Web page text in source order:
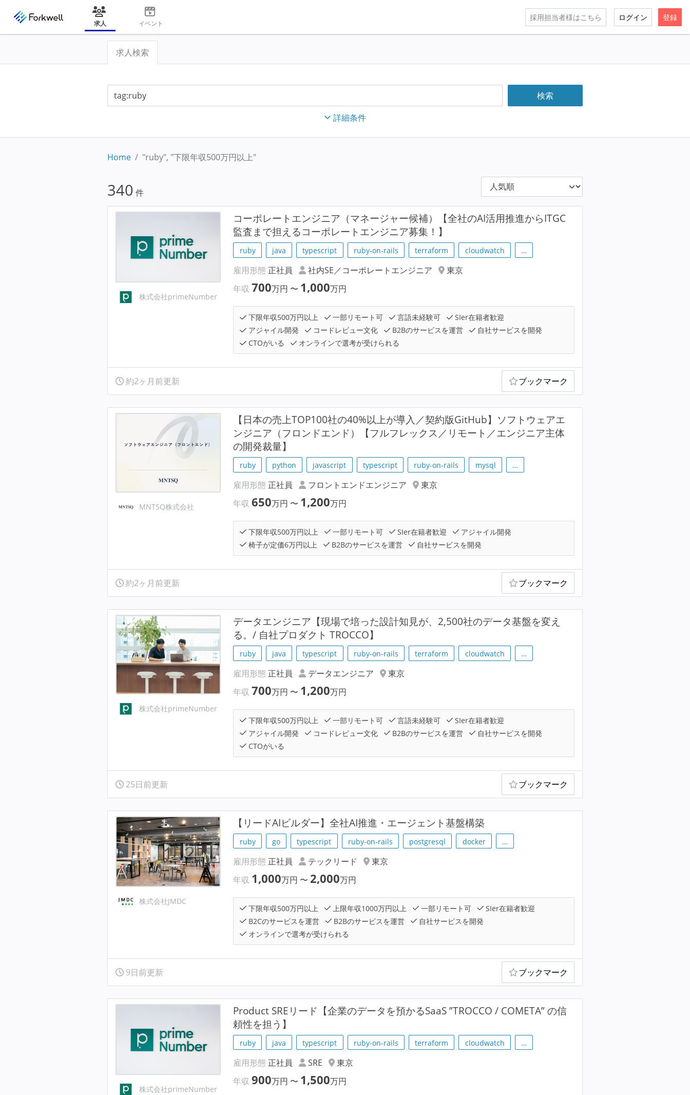
求人 イベント
採用担当者様はこちら ログイン 登録
求人検索
詳細条件
Home "ruby", "下限年収500万円以上"
340 件
株式会社primeNumber
コーポレートエンジニア（マネージャー候補）【全社のAI活用推進からITGC
監査まで担えるコーポレートエンジニア募集！】
ruby java typescript ruby-on-rails terraform cloudwatch …
雇用形態 正社員 社内SE／コーポレートエンジニア
東京
年収700万円 〜 1,000万円
下限年収500万円以上 一部リモート可 言語未経験可
SIer在籍者歓迎
アジャイル開発
コードレビュー文化 B2Bのサービスを運営
自社サービスを開発
CTOがいる
オンラインで選考が受けられる
約2ヶ月前更新 ブックマーク
MNTSQ株式会社
【日本の売上TOP100社の40%以上が導入／契約版GitHub】ソフトウェアエ
ンジニア（フロンドエンド）【フルフレックス／リモート／エンジニア主体
の開発裁量】
ruby python javascript typescript ruby-on-rails mysql …
雇用形態 正社員 フロントエンドエンジニア
東京
年収650万円 〜 1,200万円
下限年収500万円以上 一部リモート可 SIer在籍者歓迎
アジャイル開発
椅子が定価6万円以上
B2Bのサービスを運営 自社サービスを開発
約2ヶ月前更新 ブックマーク
株式会社primeNumber
データエンジニア【現場で培った設計知見が、2,500社のデータ基盤を変え
る。/ 自社プロダクト TROCCO】
ruby java typescript ruby-on-rails terraform cloudwatch …
雇用形態 正社員 データエンジニア
東京
年収700万円 〜 1,200万円
下限年収500万円以上 一部リモート可 言語未経験可
SIer在籍者歓迎
アジャイル開発
コードレビュー文化 B2Bのサービスを運営
自社サービスを開発
CTOがいる
25日前更新 ブックマーク
株式会社JMDC
【リードAIビルダー】全社AI推進・エージェント基盤構築
ruby go typescript ruby-on-rails postgresql docker …
雇用形態 正社員 テックリード
東京
年収 1,000万円 〜2,000万円
下限年収500万円以上 上限年収1000万円以上 一部リモート可
SIer在籍者歓迎
B2Cのサービスを運営
B2Bのサービスを運営
自社サービスを開発
オンラインで選考が受けられる
9日前更新 ブックマーク
株式会社primeNumber
Product SREリード【企業のデータを預かるSaaS ”TROCCO / COMETA” の信
頼性を担う】
ruby java typescript ruby-on-rails terraform cloudwatch …
雇用形態 正社員 SRE
東京
年収900万円 〜 1,500万円